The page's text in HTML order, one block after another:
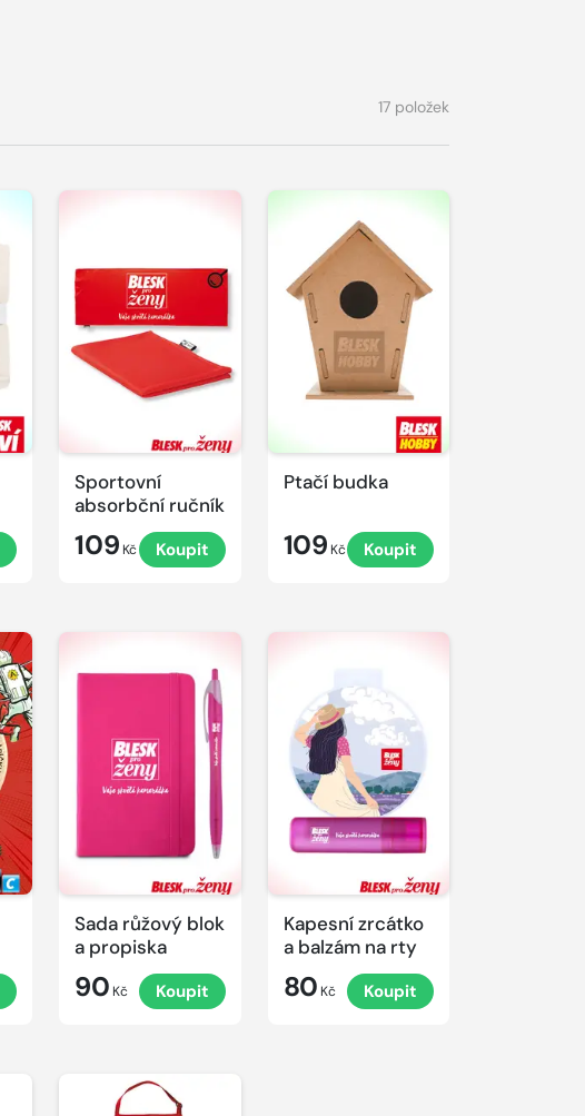
17 položek
Sportovní
absorbční ručník
109 Kč Koupit
Ptačí budka
109 Kč Koupit
Sada růžový blok
a propiska
90 Kč Koupit
Kapesní zrcátko
a balzám na rty
80 Kč Koupit